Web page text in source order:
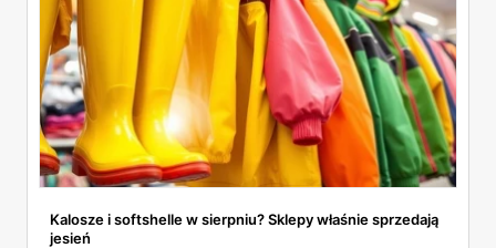
Kalosze i softshelle w sierpniu? Sklepy właśnie sprzedają
jesień